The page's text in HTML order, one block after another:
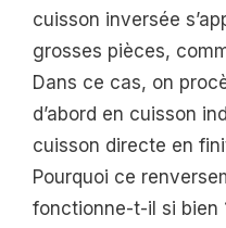
cuisson inversée
grosses pièces,
Dans ce cas, on
d’abord en cuisson
cuisson directe en
Pourquoi ce
fonctionne-t-il si bien